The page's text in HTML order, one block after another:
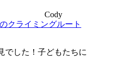
Cody
クライミングルート
でした！子どもたちに